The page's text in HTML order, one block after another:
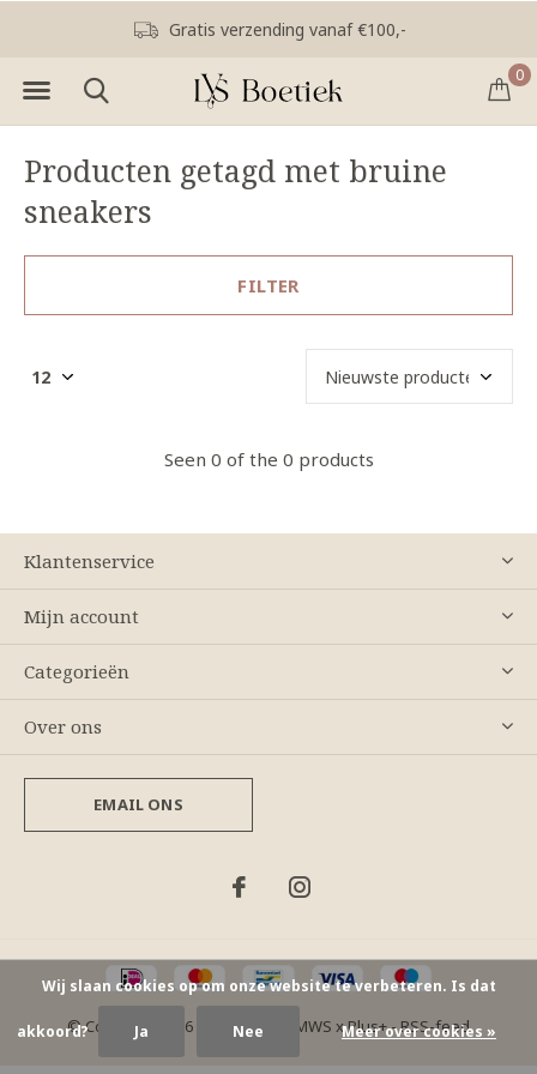
0
Gratis verzending vanaf €100,-
Producten getagd met bruine
sneakers
FILTER
Seen 0 of the 0 products
Klantenservice
Mijn account
Categorieën
Over ons
EMAIL ONS
© Copyright 2026 - Theme By DMWS xPlus+-RSS-feed
Wij slaan cookies op om onze website te verbeteren. Is dat
akkoord? Ja Nee Meer over cookies »